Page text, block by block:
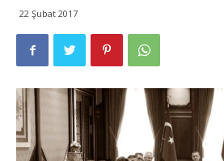
22 Şubat 2017